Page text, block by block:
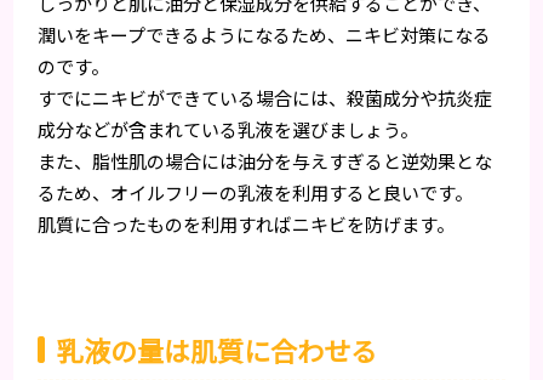
潤いをキープできるようになるため、ニキビ対策になる
のです。
すでにニキビができている場合には、殺菌成分や抗炎症
成分などが含まれている乳液を選びましょう。
また、脂性肌の場合には油分を与えすぎると逆効果とな
るため、オイルフリーの乳液を利用すると良いです。
肌質に合ったものを利用すればニキビを防げます。
乳液の量は肌質に合わせる